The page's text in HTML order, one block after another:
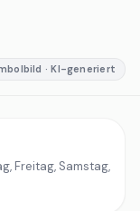
· KI-generiert
Freitag, Samstag,